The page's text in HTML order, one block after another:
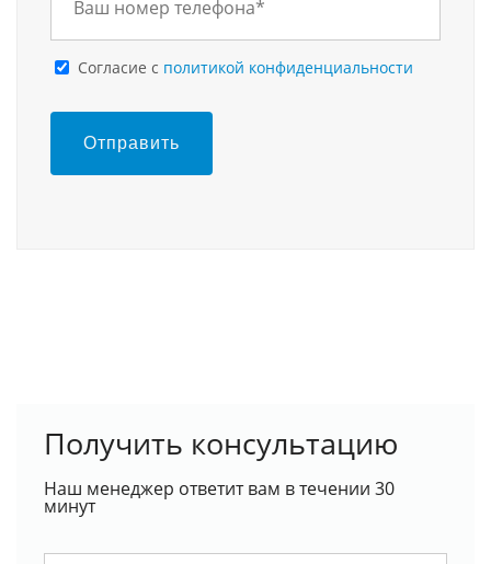
Cогласие с политикой конфиденциальности
Отправить
Получить консультацию
Наш менеджер ответит вам в течении 30
минут